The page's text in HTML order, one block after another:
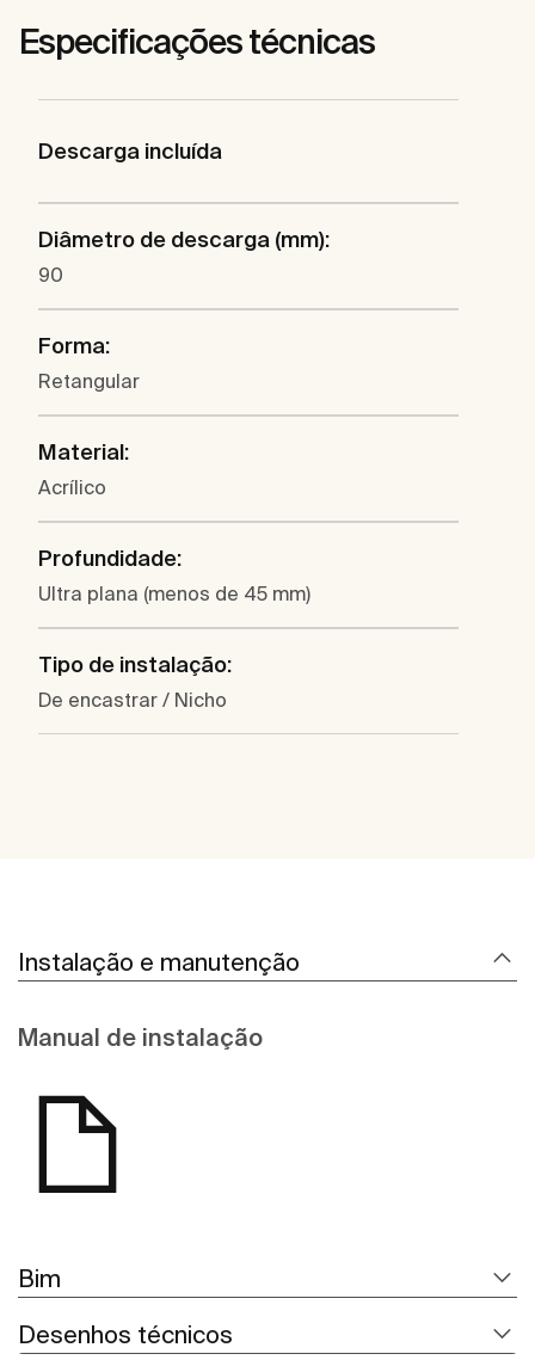
Especificações técnicas
Descarga incluída
Diâmetro de descarga (mm):
90
Forma:
Retangular
Material:
Acrílico
Profundidade:
Ultra plana (menos de 45 mm)
Tipo de instalação:
De encastrar / Nicho
Instalação e manutenção
Manual de instalação
Bim
Desenhos técnicos